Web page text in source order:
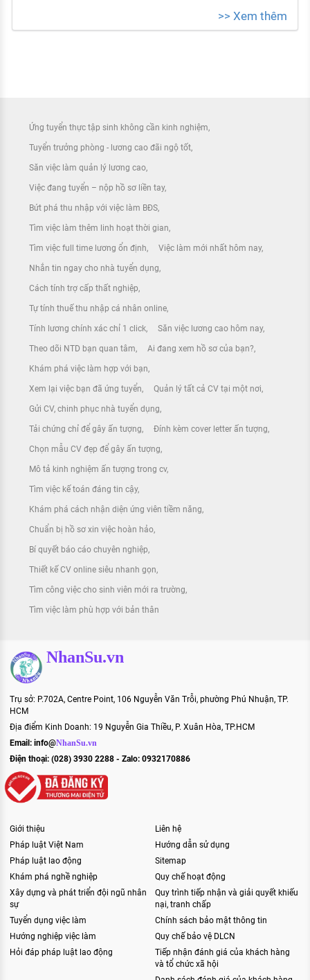
>> Xem thêm
Ứng tuyển thực tập sinh không cần kinh nghiệm
Tuyển trưởng phòng - lương cao đãi ngộ tốt
Săn việc làm quản lý lương cao
Việc đang tuyển – nộp hồ sơ liền tay
Bứt phá thu nhập với việc làm BĐS
Tìm việc làm thêm linh hoạt thời gian
Tìm việc full time lương ổn định Việc làm mới nhất hôm nay
Nhắn tin ngay cho nhà tuyển dụng
Cách tính trợ cấp thất nghiệp
Tự tính thuế thu nhập cá nhân online
Tính lương chính xác chỉ 1 click Săn việc lương cao hôm nay
Theo dõi NTD bạn quan tâm Ai đang xem hồ sơ của bạn?
Khám phá việc làm hợp với bạn
Xem lại việc bạn đã ứng tuyển Quản lý tất cả CV tại một nơi
Gửi CV, chinh phục nhà tuyển dụng
Tải chứng chỉ để gây ấn tượng Đính kèm cover letter ấn tượng
Chọn mẫu CV đẹp để gây ấn tượng
Mô tả kinh nghiệm ấn tượng trong cv
Tìm việc kế toán đáng tin cậy
Khám phá cách nhận diện ứng viên tiềm năng
Chuẩn bị hồ sơ xin việc hoàn hảo
Bí quyết báo cáo chuyên nghiệp
Thiết kế CV online siêu nhanh gọn
Tìm công việc cho sinh viên mới ra trường
Tìm việc làm phù hợp với bản thân
NhanSu.vn
Trụ sở: P.702A, Centre Point, 106 Nguyễn Văn Trỗi, phường Phú Nhuận, TP.
HCM
Địa điểm Kinh Doanh: 19 Nguyễn Gia Thiều, P. Xuân Hòa, TP.HCM
Email: info@NhanSu.vn
Điện thoại: (028) 3930 2288 - Zalo: 0932170886
Giới thiệu
Pháp luật Việt Nam
Pháp luật lao động
Khám phá nghề nghiệp
Xây dựng và phát triển đội ngũ nhân
sự
Tuyển dụng việc làm
Hướng nghiệp việc làm
Hỏi đáp pháp luật lao động
Liên hệ
Hướng dẫn sử dụng
Sitemap
Quy chế hoạt động
Quy trình tiếp nhận và giải quyết khiếu
nại, tranh chấp
Chính sách bảo mật thông tin
Quy chế bảo vệ DLCN
Tiếp nhận đánh giá của khách hàng
và tổ chức xã hội